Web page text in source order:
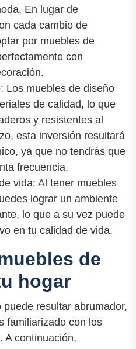
En lugar de
cada cambio de
por muebles de
con
Los muebles de diseño
de calidad, lo que
y resistentes al
esta inversión resultará
ya que no tendrás que
frecuencia.
vida: Al tener muebles
lograr un ambiente
lo que a su vez puede
en tu calidad de vida.
de
hogar
resultar abrumador,
familiarizado con los
A continuación,